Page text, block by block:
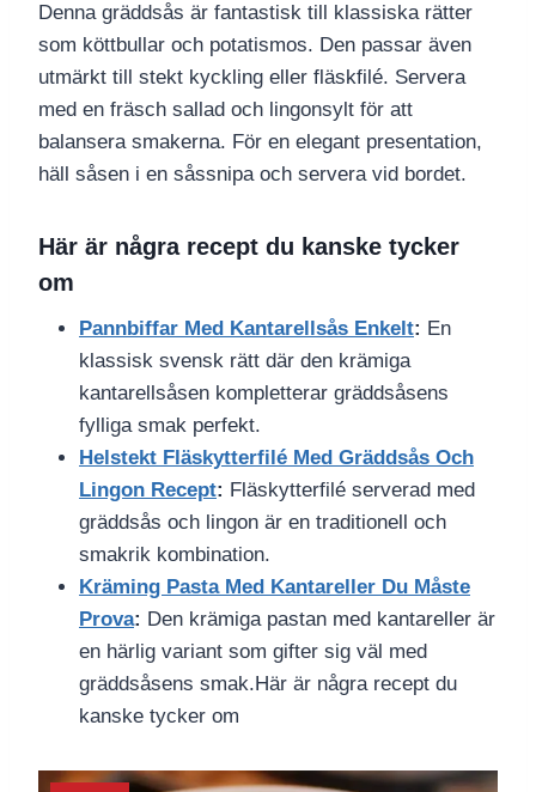
Denna gräddsås är fantastisk till klassiska rätter
som köttbullar och potatismos. Den passar även
utmärkt till stekt kyckling eller fläskfilé. Servera
med en fräsch sallad och lingonsylt för att
balansera smakerna. För en elegant presentation,
häll såsen i en såssnipa och servera vid bordet.
Här är några recept du kanske tycker
om
Pannbiffar Med Kantarellsås Enkelt: En
klassisk svensk rätt där den krämiga
kantarellsåsen kompletterar gräddsåsens
fylliga smak perfekt.
Helstekt Fläskytterfilé Med Gräddsås Och
Lingon Recept: Fläskytterfilé serverad med
gräddsås och lingon är en traditionell och
smakrik kombination.
Kräming Pasta Med Kantareller Du Måste
Prova: Den krämiga pastan med kantareller är
en härlig variant som gifter sig väl med
gräddsåsens smak.Här är några recept du
kanske tycker om